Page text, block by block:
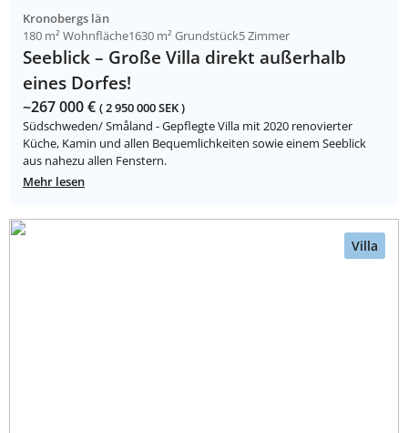
Kronobergs län
180 m² Wohnfläche1630 m² Grundstück5 Zimmer
Seeblick – Große Villa direkt außerhalb
eines Dorfes!
~267 000 € ( 2 950 000 SEK )
Südschweden/ Småland - Gepflegte Villa mit 2020 renovierter
Küche, Kamin und allen Bequemlichkeiten sowie einem Seeblick
aus nahezu allen Fenstern.
Mehr lesen
Villa